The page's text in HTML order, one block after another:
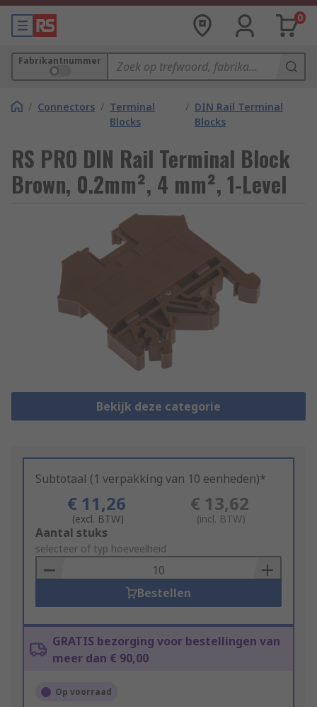
0
Fabrikantnummer
/ Connectors / Terminal
Blocks
/ DIN Rail Terminal
Blocks
RS PRO DIN Rail Terminal Block
Brown, 0.2mm², 4 mm², 1-Level
Bekijk deze categorie
Subtotaal (1 verpakking van 10 eenheden)*
€ 11,26
(excl. BTW)
€ 13,62
(incl. BTW)
Add
to
Basket
Aantal stuks
selecteer of typ hoeveelheid
Bestellen
GRATIS bezorging voor bestellingen van
meer dan € 90,00
Op voorraad